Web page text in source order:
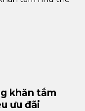
khăn tắm
ưu đãi